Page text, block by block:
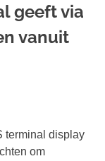
geeft via
vanuit
terminal display
om